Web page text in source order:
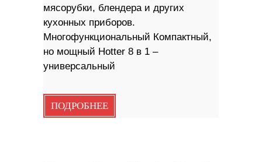
мясорубки, блендера и других
кухонных приборов.
Многофункциональный Компактный,
но мощный Hotter 8 в 1 –
универсальный
ПОДРОБНЕЕ